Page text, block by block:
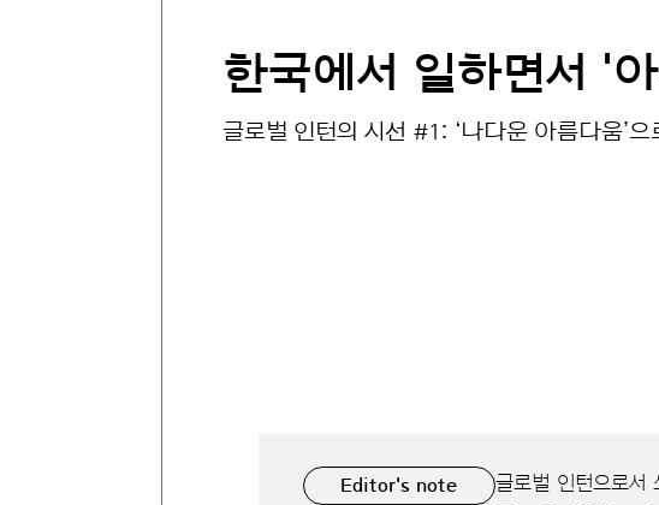
한국에서 일하면서 '
글로벌 인턴의 시선 #1: ‘나다운 아름다움’으
Editor's note
글로벌 인턴으로서